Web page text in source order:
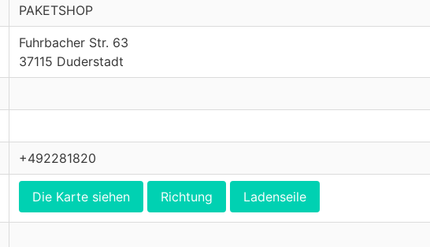
PAKETSHOP
Fuhrbacher Str. 63
37115 Duderstadt
+492281820
Die Karte siehen Richtung Ladenseile